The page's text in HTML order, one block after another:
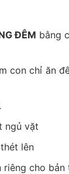
ĐÊM bằng
con chỉ ăn
ngủ vặt
lên
cho bản